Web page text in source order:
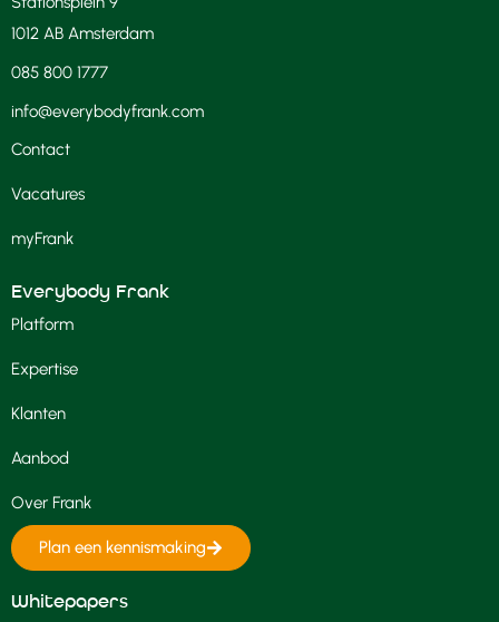
1012 AB Amsterdam
085 800 1777
info@everybodyfrank.com
Contact
Vacatures
myFrank
Everybody Frank
Platform
Expertise
Klanten
Aanbod
Over Frank
Plan een kennismaking
Whitepapers